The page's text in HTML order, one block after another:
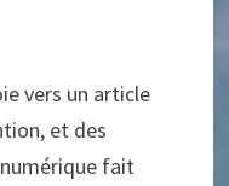
vers un article
et des
numérique fait